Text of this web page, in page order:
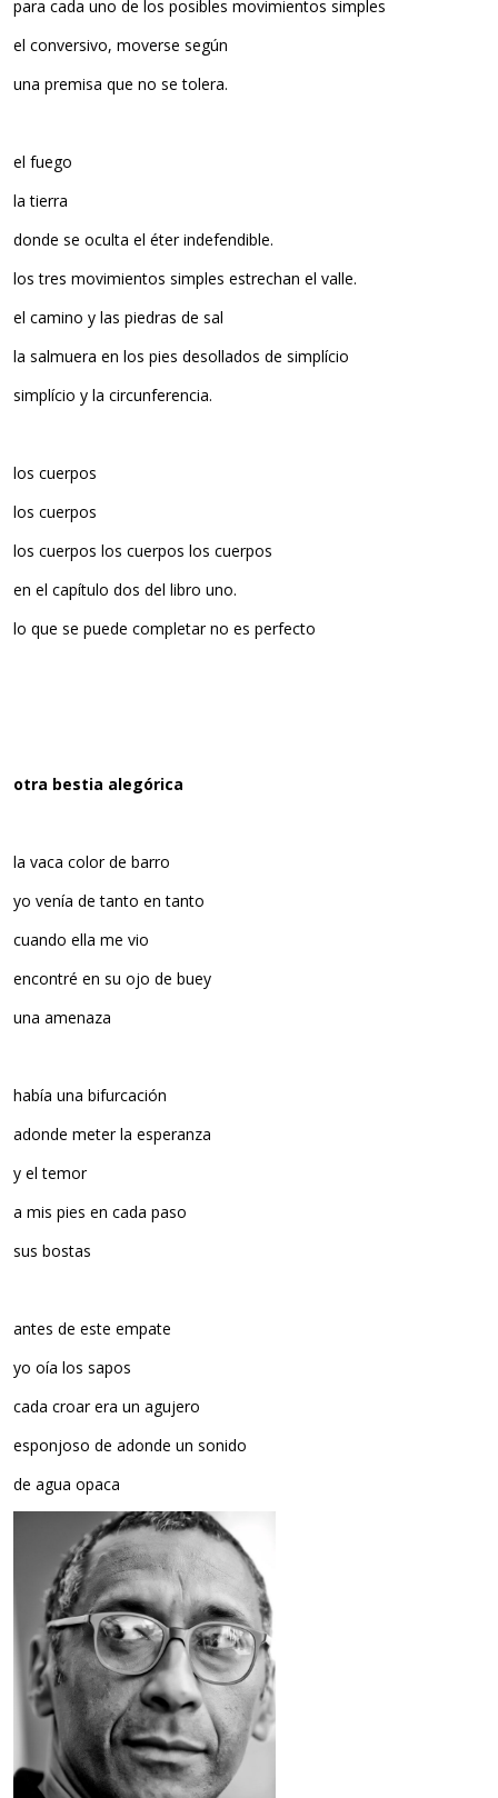
para cada uno de los posibles movimientos simples
el conversivo, moverse según
una premisa que no se tolera.
el fuego
la tierra
donde se oculta el éter indefendible.
los tres movimientos simples estrechan el valle.
el camino y las piedras de sal
la salmuera en los pies desollados de simplício
simplício y la circunferencia.
los cuerpos
los cuerpos
los cuerpos los cuerpos los cuerpos
en el capítulo dos del libro uno.
lo que se puede completar no es perfecto
otra bestia alegórica
la vaca color de barro
yo venía de tanto en tanto
cuando ella me vio
encontré en su ojo de buey
una amenaza
había una bifurcación
adonde meter la esperanza
y el temor
a mis pies en cada paso
sus bostas
antes de este empate
yo oía los sapos
cada croar era un agujero
esponjoso de adonde un sonido
de agua opaca